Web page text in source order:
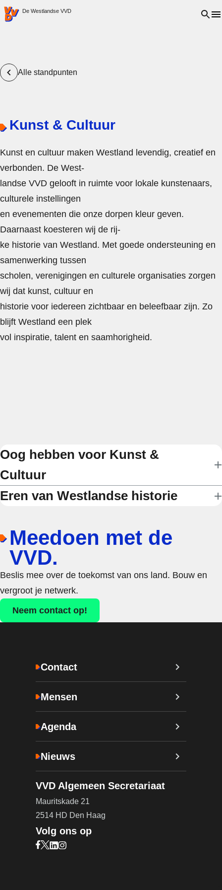
VVD.nl - Ga naar de homepage
De Westlandse VVD Open
Alle standpunten
Kunst & Cultuur
Kunst en cultuur maken Westland levendig, creatief en
verbonden. De West-
landse VVD gelooft in ruimte voor lokale kunstenaars,
culturele instellingen
en evenementen die onze dorpen kleur geven.
Daarnaast koesteren wij de rij-
ke historie van Westland. Met goede ondersteuning en
samenwerking tussen
scholen, verenigingen en culturele organisaties zorgen
wij dat kunst, cultuur en
historie voor iedereen zichtbaar en beleefbaar zijn. Zo
blijft Westland een plek
vol inspiratie, talent en saamhorigheid.
Oog hebben voor Kunst &
Cultuur
Eren van Westlandse historie
Meedoen met de
VVD.
Beslis mee over de toekomst van ons land. Bouw en
vergroot je netwerk.
Neem contact op!
Contact
Mensen
Agenda
Nieuws
VVD Algemeen Secretariaat
Mauritskade 21
2514 HD Den Haag
Volg ons op
Bezoek onze Facebook pagina (opent in nieuw
Bezoek onze X pagina (opent in nieuw tabblad)
Bezoek onze LinkedIn pagina (opent in nieuw
Bezoek onze Instagram pagina (opent in